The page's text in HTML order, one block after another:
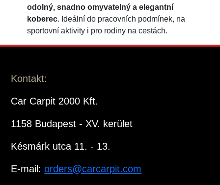
odolný, snadno omyvatelný a elegantní
koberec. Ideální do pracovních podmínek, na
sportovní aktivity i pro rodiny na cestách.
Kontakt:
Car Carpit 2000 Kft.
1158 Budapest - XV. kerület
Késmárk utca 11. - 13.
E-mail:orders@carcarpit.com